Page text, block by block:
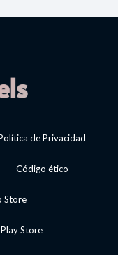
de Privacidad
Código ético
Store
Store